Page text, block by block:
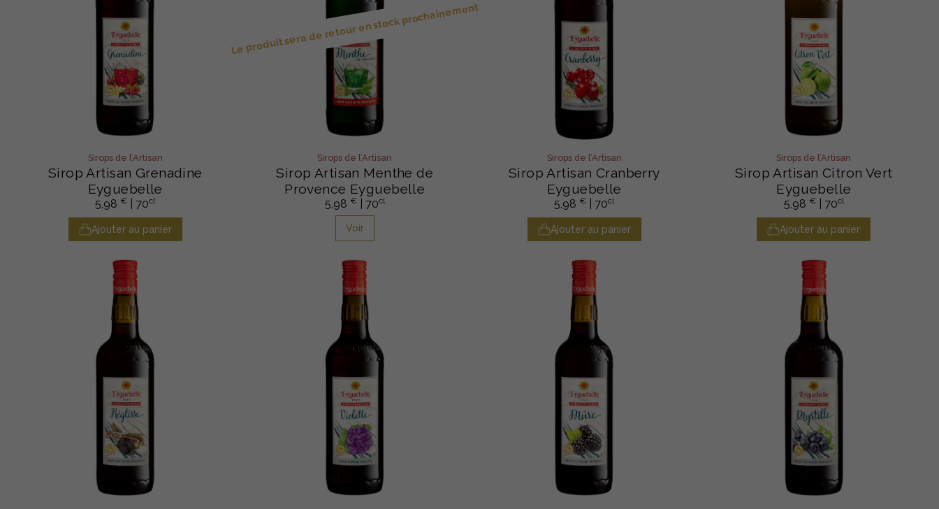
Sirops de l’Artisan
Sirop Artisan Grenadine
Eyguebelle
5,98 € | 70cl
Ajouter au panier
Le produit sera de retour en stock prochainement
Sirops de l’Artisan
Sirop Artisan Menthe de
Provence Eyguebelle
5,98 € | 70cl
Voir
Sirops de l’Artisan
Sirop Artisan Cranberry
Eyguebelle
5,98 € | 70cl
Ajouter au panier
Sirops de l’Artisan
Sirop Artisan Citron Vert
Eyguebelle
5,98 € | 70cl
Ajouter au panier